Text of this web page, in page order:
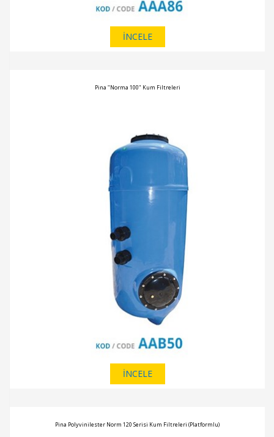
İNCELE
Pina "Norma 100" Kum Filtreleri
İNCELE
Pina Polyvinilester Norm 120 Serisi Kum Filtreleri (Platformlu)